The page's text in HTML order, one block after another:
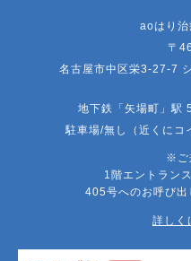
aoはり治
〒
名古屋市中区栄3-27-7
地下鉄「矢場町」駅
駐車場/無し（近くにコ
※ご
1階エントラン
405号へのお呼び出
詳し